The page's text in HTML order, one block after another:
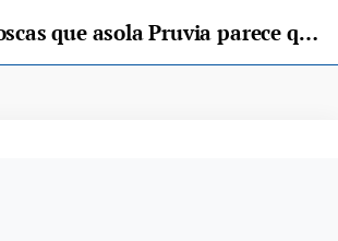
La plaga de moscas que asola Pruvia parece que va remitiendo